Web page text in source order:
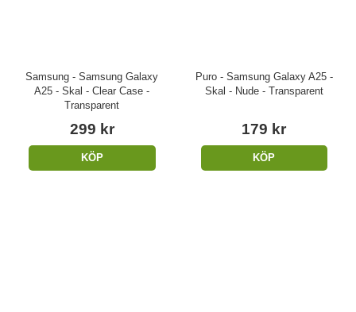
Samsung - Samsung Galaxy
A25 - Skal - Clear Case -
Transparent
299 kr
KÖP
Puro - Samsung Galaxy A25 -
Skal - Nude - Transparent
179 kr
KÖP